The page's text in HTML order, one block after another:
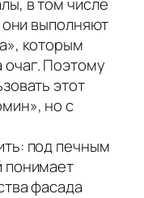
выполняют
которым
Поэтому
этот
но с
под печным
понимает
фасада